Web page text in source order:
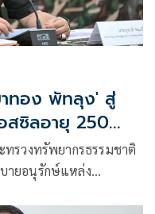
าทอง พัทลุง' สู่
สซิลอายุ 250
รวงทรัพยากรธรรมชาติ
ายอนุรักษ์แหล่ง